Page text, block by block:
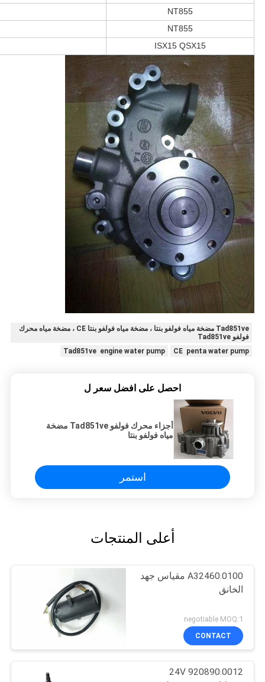
NT855
NT855
ISX15 QSX15
Tad851ve مضخة مياه فولفو بنتا ، مضخة مياه فولفو بنتا CE ، مضخة مياه محرك
فولفو Tad851ve
CE penta water pump
Tad851ve engine water pump
احصل على افضل سعر ل
أجزاء محرك فولفو Tad851ve مضخة
مياه فولفو بنتا
استمر
أعلى المنتجات
A32460.0100 مقياس جهد
الخانق
negotiable MOQ:1
CONTACT
24V 920890.0012